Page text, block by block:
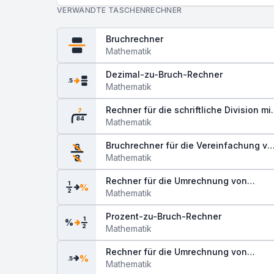
VERWANDTE TASCHENRECHNER
Bruchrechner
Mathematik
.5
Dezimal-zu-Bruch-Rechner
Mathematik
84
7
Rechner für die schriftliche Division mit
Rest
Mathematik
6
8
Bruchrechner für die Vereinfachung
Brüchen
Mathematik
1
2 %
Rechner für die Umrechnung von
Brüchen in Prozentwerte
Mathematik
% 1
2
Prozent-zu-Bruch-Rechner
Mathematik
.5 %
Rechner für die Umrechnung von
Dezimal in Prozent
Mathematik